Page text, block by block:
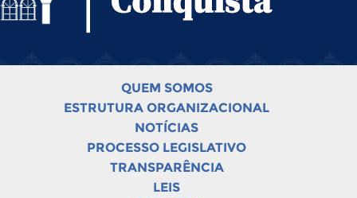
QUEM SOMOS
ESTRUTURA ORGANIZACIONAL
NOTÍCIAS
PROCESSO LEGISLATIVO
TRANSPARÊNCIA
LEIS